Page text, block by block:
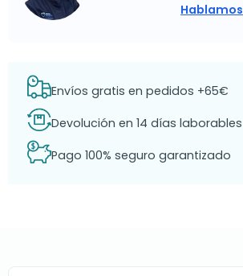
Hablamos
Envíos gratis en pedidos +65€
Devolución en 14 días laborables
Pago 100% seguro garantizado